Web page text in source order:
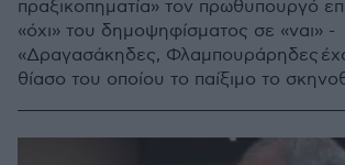
πραξικοπηματία» τον πρωθυπουργό
«όχι» του δημοψηφίσματος σε «ναι» -
«Δραγασάκηδες, Φλαμπουράρηδες
θίασο του οποίου το παίξιμο το